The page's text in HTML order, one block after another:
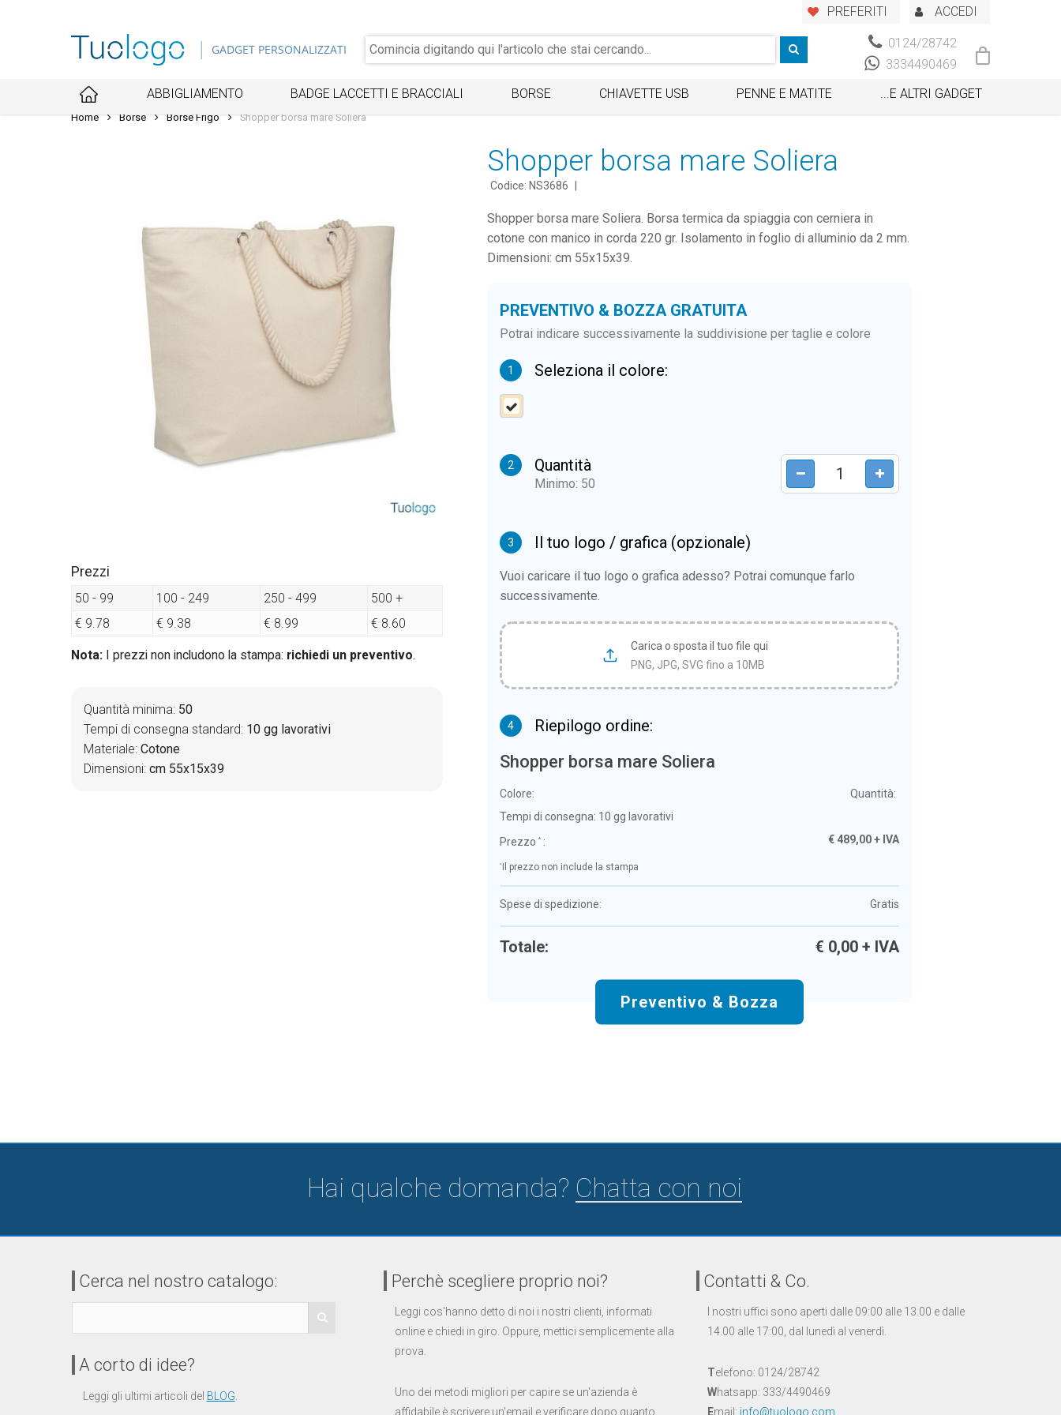
PREFERITI ACCEDI
GADGET PERSONALIZZATI
0124/28742
3334490469
ABBIGLIAMENTO
BADGE LACCETTI E BRACCIALI BORSE CHIAVETTE USB PENNE E MATITE ...E ALTRI GADGET
Home Borse Borse Frigo Shopper borsa mare Soliera
Prezzi
50 - 99 100 - 249 250 - 499
500 +
€ 9.78
€ 9.38 € 8.99 € 8.60
Nota: I prezzi non includono la stampa: richiedi un preventivo.
Quantità minima: 50
Tempi di consegna standard: 10 gg lavorativi
Materiale: Cotone
Dimensioni: cm 55x15x39
Shopper borsa mare Soliera
Codice: NS3686
Shopper borsa mare Soliera. Borsa termica da spiaggia con cerniera in
cotone con manico in corda 220 gr. Isolamento in foglio di alluminio da 2 mm.
Dimensioni: cm 55x15x39.
PREVENTIVO & BOZZA GRATUITA
Potrai indicare successivamente la suddivisione per taglie e colore
1 Seleziona il colore:
2 Quantità
Minimo: 50
3 Il tuo logo / grafica (opzionale)
Vuoi caricare il tuo logo o grafica adesso? Potrai comunque farlo
successivamente.
Carica o sposta il tuo file qui
PNG, JPG, SVG fino a 10MB
4 Riepilogo ordine:
Shopper borsa mare Soliera
Colore:
Quantità:
Tempi di consegna: 10 gg lavorativi
Prezzo *: € 489,00+ IVA
* Il prezzo non include la stampa
Spese di spedizione: Gratis
Totale: € 0,00 + IVA
Preventivo & Bozza
Hai qualche domanda? Chatta con noi
Cerca nel nostro catalogo:
A corto di idee?
Leggi gli ultimi articoli del BLOG
Perchè scegliere proprio noi?
Leggi cos'hanno detto di noi i nostri clienti, informati
online e chiedi in giro. Oppure, mettici semplicemente alla
prova.
Uno dei metodi migliori per capire se un'azienda è
affidabile è scrivere un'email e verificare dopo quanto
Contatti & Co.
I nostri uffici sono aperti dalle 09:00 alle 13.00 e dalle
14.00 alle 17:00, dal lunedì al venerdì.
Telefono: 0124/28742
Whatsapp: 333/4490469
Email: info@tuologo.com